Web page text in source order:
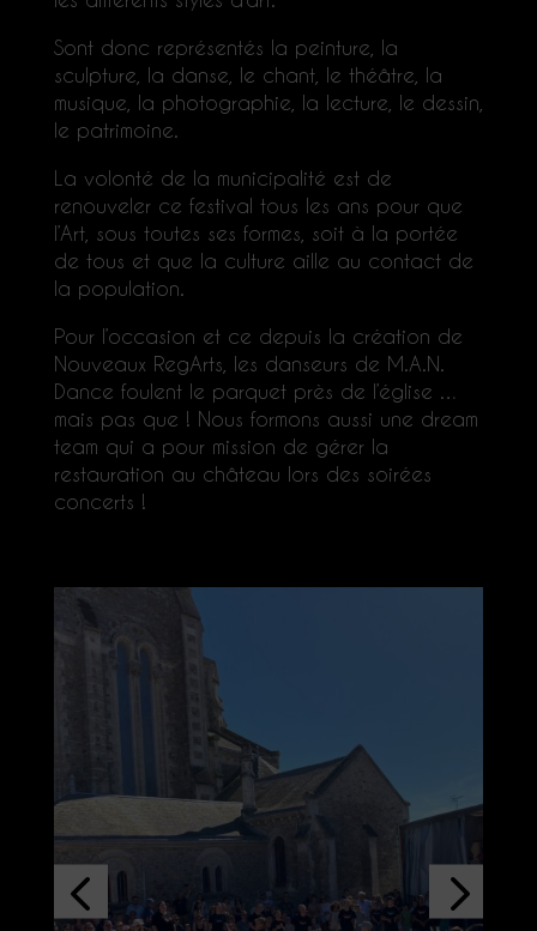
Sont donc représentés la peinture, la
sculpture, la danse, le chant, le théâtre, la
musique, la photographie, la lecture, le dessin,
le patrimoine.
La volonté de la municipalité est de
renouveler ce festival tous les ans pour que
l’Art, sous toutes ses formes, soit à la portée
de tous et que la culture aille au contact de
la population.
Pour l’occasion et ce depuis la création de
Nouveaux RegArts, les danseurs de M.A.N.
Dance foulent le parquet près de l’église …
mais pas que ! Nous formons aussi une dream
team qui a pour mission de gérer la
restauration au château lors des soirées
concerts !